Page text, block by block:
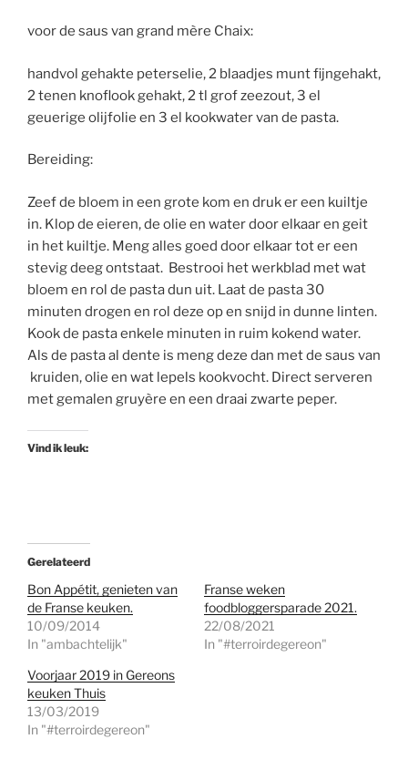
voor de saus van grand mère Chaix:
handvol gehakte peterselie, 2 blaadjes munt fijngehakt,
2 tenen knoflook gehakt, 2 tl grof zeezout, 3 el
geuerige olijfolie en 3 el kookwater van de pasta.
Bereiding:
Zeef de bloem in een grote kom en druk er een kuiltje
in. Klop de eieren, de olie en water door elkaar en geit
in het kuiltje. Meng alles goed door elkaar tot er een
stevig deeg ontstaat. Bestrooi het werkblad met wat
bloem en rol de pasta dun uit. Laat de pasta 30
minuten drogen en rol deze op en snijd in dunne linten.
Kook de pasta enkele minuten in ruim kokend water.
Als de pasta al dente is meng deze dan met de saus van
kruiden, olie en wat lepels kookvocht. Direct serveren
met gemalen gruyère en een draai zwarte peper.
Vind ik leuk:
Gerelateerd
Bon Appétit, genieten van
de Franse keuken.
10/09/2014
In "ambachtelijk"
Franse weken
foodbloggersparade 2021.
22/08/2021
In "#terroirdegereon"
Voorjaar 2019 in Gereons
keuken Thuis
13/03/2019
In "#terroirdegereon"